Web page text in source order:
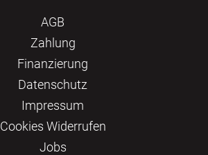
AGB
Zahlung
Finanzierung
Datenschutz
Impressum
Сookies Widerrufen
Jobs